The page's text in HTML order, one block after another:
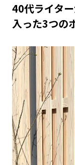
40代ライタ
入った3つの